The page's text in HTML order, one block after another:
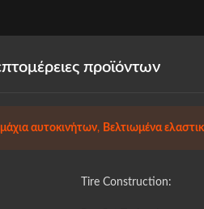
προϊόντων
αυτοκινήτων, Βελτιωμένα
Tire Construction: